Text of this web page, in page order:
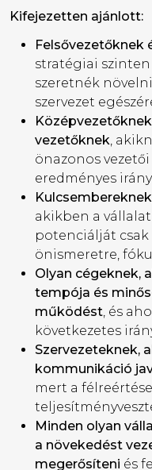
Kifejezetten ajánlott:
Felsővezetőknek
stratégiai szinten
szeretnék
szervezet
vezetőknek ,
önazonos
eredményes
akikben a
potenciálját csak
önismeretre,
Olyan cégeknek,
tempója és
működést , és
következetes
Szervezeteknek,
kommunikáció
mert a
Minden olyan
a növekedést
megerősíteni és